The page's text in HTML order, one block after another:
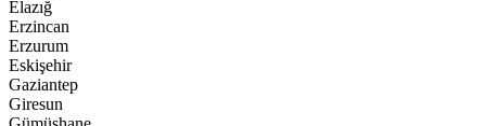
Elazığ
Erzincan
Erzurum
Eskişehir
Gaziantep
Giresun